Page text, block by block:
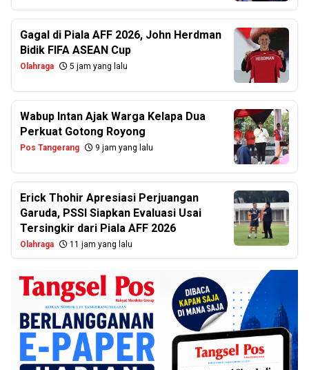
Gagal di Piala AFF 2026, John Herdman
Bidik FIFA ASEAN Cup
Olahraga 5 jam yang lalu
Wabup Intan Ajak Warga Kelapa Dua
Perkuat Gotong Royong
Pos Tangerang 9 jam yang lalu
Erick Thohir Apresiasi Perjuangan
Garuda, PSSI Siapkan Evaluasi Usai
Tersingkir dari Piala AFF 2026
Olahraga 11 jam yang lalu